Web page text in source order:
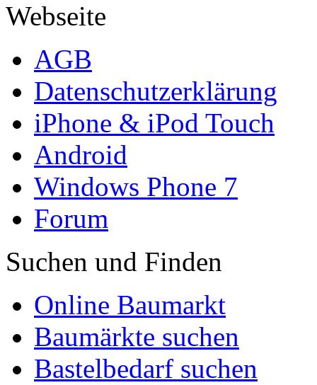
Webseite
AGB
Datenschutzerklärung
iPhone & iPod Touch
Android
Windows Phone 7
Forum
Suchen und Finden
Online Baumarkt
Baumärkte suchen
Bastelbedarf suchen